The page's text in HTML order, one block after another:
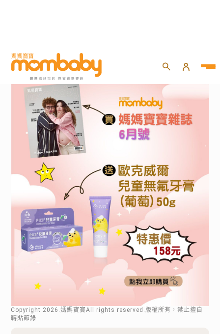
Copyright 2026 .媽媽寶寶All rights reserved.版權所有，禁止擅自
轉貼節錄